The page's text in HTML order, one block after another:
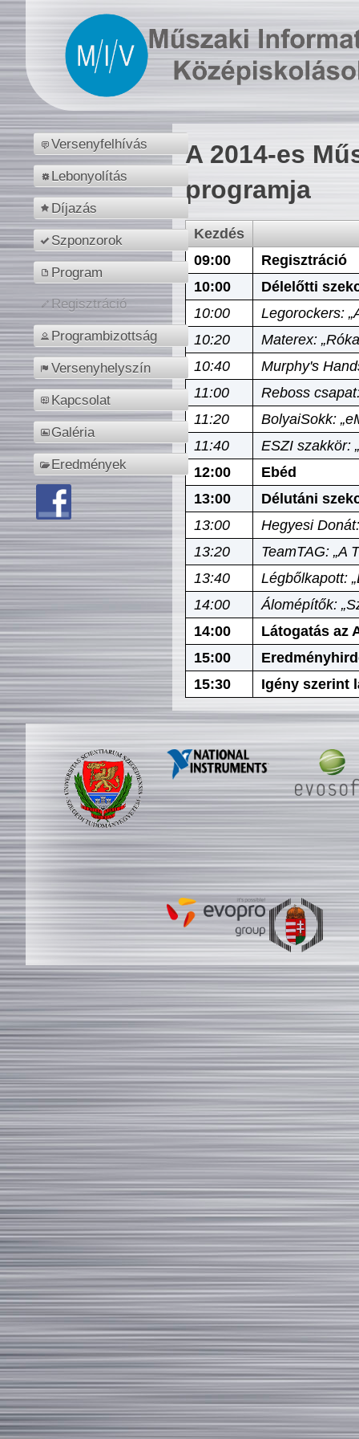
Versenyfelhívás
Lebonyolítás
Díjazás
Szponzorok
Program
Regisztráció
Programbizottság
Versenyhelyszín
Kapcsolat
Galéria
Eredmények
A 2014-es
programja
Kezdés
09:00
Regisztráció
10:00
Délelőtti
10:00
Legorockers:
10:20
Materex:
10:40
Murphy's
11:00
Reboss
11:20
BolyaiSokk:
11:40
ESZI szakkör:
12:00
Ebéd
13:00
Délutáni
13:00
Hegyesi
13:20
TeamTAG: „A
13:40
Légbőlkapott:
14:00
Álomépítők:
14:00
Látogatás az
15:00
15:30
Igény szerint